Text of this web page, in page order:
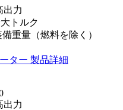
出力
トルク
備重量（燃料を除く）
ター 製品詳細
出力